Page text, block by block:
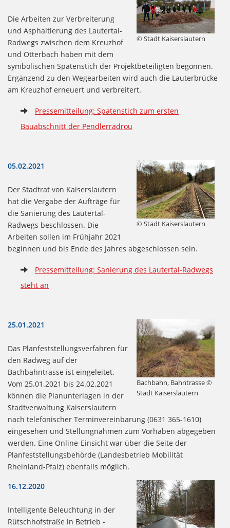
© Stadt Kaiserslautern
Die Arbeiten zur Verbreiterung
und Asphaltierung des Lautertal-
Radwegs zwischen dem Kreuzhof
und Otterbach haben mit dem
symbolischen Spatenstich der Projektbeteiligten begonnen.
Ergänzend zu den Wegearbeiten wird auch die Lauterbrücke
am Kreuzhof erneuert und verbreitert.
Pressemitteilung: Spatenstich zum ersten
Bauabschnitt der Pendlerradrou
© Stadt Kaiserslautern
05.02.2021
Der Stadtrat von Kaiserslautern
hat die Vergabe der Aufträge für
die Sanierung des Lautertal-
Radwegs beschlossen. Die
Arbeiten sollen im Frühjahr 2021
beginnen und bis Ende des Jahres abgeschlossen sein.
Pressemitteilung: Sanierung des Lautertal-Radwegs
steht an
Bachbahn, Bahntrasse ©
Stadt Kaiserslautern
25.01.2021
Das Planfeststellungsverfahren für
den Radweg auf der
Bachbahntrasse ist eingeleitet.
Vom 25.01.2021 bis 24.02.2021
können die Planunterlagen in der
Stadtverwaltung Kaiserslautern
nach telefonischer Terminvereinbarung (0631 365-1610)
eingesehen und Stellungnahmen zum Vorhaben abgegeben
werden. Eine Online-Einsicht war über die Seite der
Planfeststellungsbehörde (Landesbetrieb Mobilität
Rheinland-Pfalz) ebenfalls möglich.
16.12.2020
Intelligente Beleuchtung in der
Rütschhofstraße in Betrieb -